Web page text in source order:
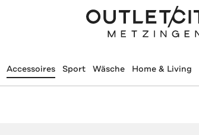
Accessoires Sport Wäsche Home & Living